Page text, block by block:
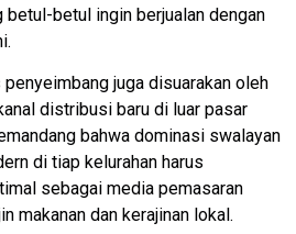
betul-betul ingin berjualan dengan
juga disuarakan oleh
distribusi baru di luar pasar
bahwa dominasi swalayan
di tiap kelurahan harus
sebagai media pemasaran
makanan dan kerajinan lokal.